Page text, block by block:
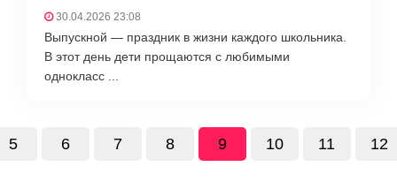
30.04.2026 23:08
Выпускной — праздник в жизни каждого школьника.
В этот день дети прощаются с любимыми
однокласс ...
5 6 7 8 9 10 11 12